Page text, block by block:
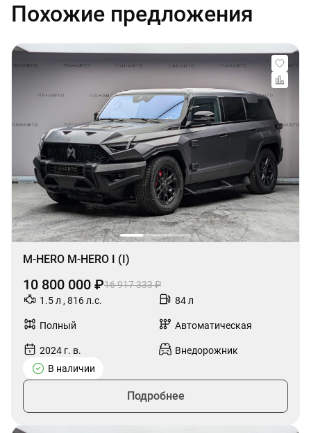
Похожие предложения
M-HERO M-HERO I (I)
10 800 000 ₽16 917 333 ₽
1.5 л , 816 л.с.
84 л
Полный Автоматическая
2024 г. в.
Внедорожник
В наличии
Подробнее